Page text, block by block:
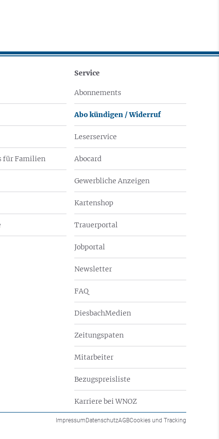
für Familien
Service
Abonnements
Abo kündigen / Widerruf
Leserservice
Abocard
Gewerbliche Anzeigen
Kartenshop
Trauerportal
Jobportal
Newsletter
FAQ
DiesbachMedien
Zeitungspaten
Mitarbeiter
Bezugspreisliste
Karriere bei WNOZ
ImpressumDatenschutzAGBCookies und Tracking